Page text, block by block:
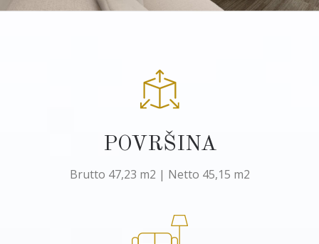
POVRŠINA
Brutto 47,23 m2 | Netto 45,15 m2